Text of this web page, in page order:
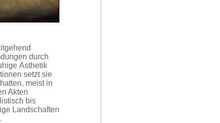
durch
Ästhetik
setzt sie
meist in
Akten
bis
Landschaften